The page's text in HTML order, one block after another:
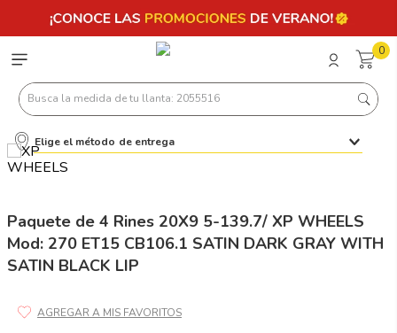
0
Busca la medida de tu llanta: 2055516
Elige el método de entrega
Paquete de 4 Rines 20X9 5-139.7/ XP WHEELS
Mod: 270 ET15 CB106.1 SATIN DARK GRAY WITH
SATIN BLACK LIP
Términos más buscados
3.225